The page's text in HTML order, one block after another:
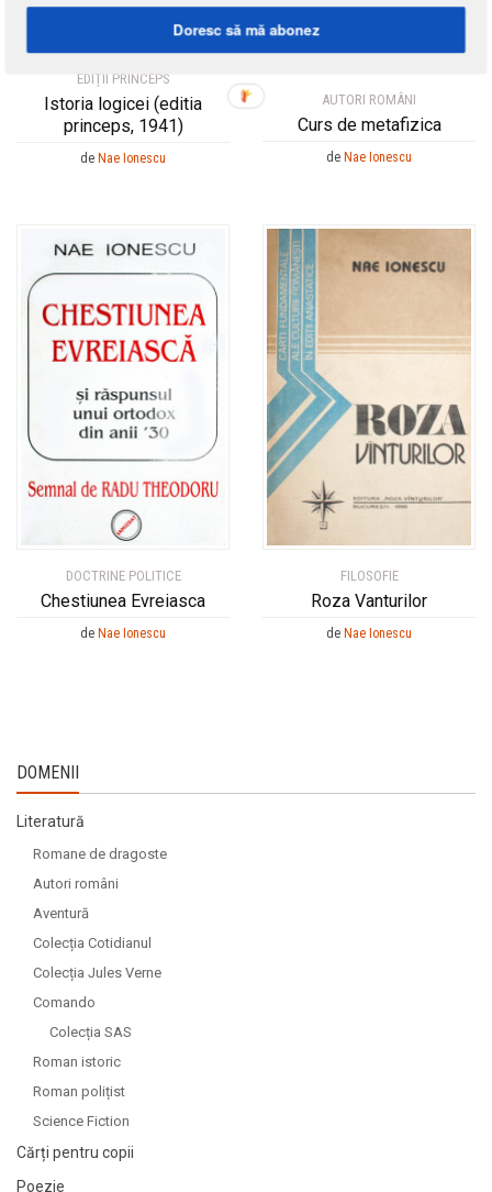
EDIȚII PRINCEPS
Istoria logicei (editia
princeps, 1941)
de Nae Ionescu
AUTORI ROMÂNI
Curs de metafizica
de Nae Ionescu
DOCTRINE POLITICE
Chestiunea Evreiasca
de Nae Ionescu
FILOSOFIE
Roza Vanturilor
de Nae Ionescu
DOMENII
Literatură
Romane de dragoste
Autori români
Aventură
Colecția Cotidianul
Colecția Jules Verne
Comando
Colecția SAS
Roman istoric
Roman polițist
Science Fiction
Cărți pentru copii
Poezie
Doresc să mă abonez